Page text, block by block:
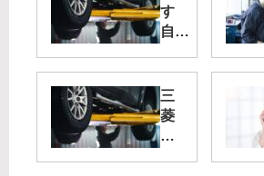
すゞ
自動
リコ
ール
情
三
菱
自